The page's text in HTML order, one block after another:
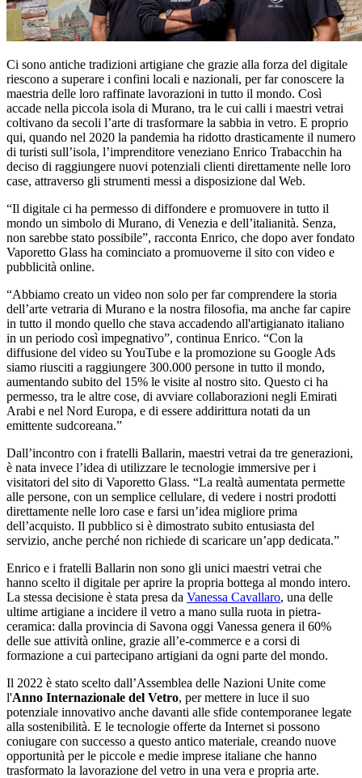
Ci sono antiche tradizioni artigiane che grazie alla forza del digitale
riescono a superare i confini locali e nazionali, per far conoscere la
maestria delle loro raffinate lavorazioni in tutto il mondo. Così
accade nella piccola isola di Murano, tra le cui calli i maestri vetrai
coltivano da secoli l’arte di trasformare la sabbia in vetro. E proprio
qui, quando nel 2020 la pandemia ha ridotto drasticamente il numero
di turisti sull’isola, l’imprenditore veneziano Enrico Trabacchin ha
deciso di raggiungere nuovi potenziali clienti direttamente nelle loro
case, attraverso gli strumenti messi a disposizione dal Web.
“Il digitale ci ha permesso di diffondere e promuovere in tutto il
mondo un simbolo di Murano, di Venezia e dell’italianità. Senza,
non sarebbe stato possibile”, racconta Enrico, che dopo aver fondato
Vaporetto Glass ha cominciato a promuoverne il sito con video e
pubblicità online.
“Abbiamo creato un video non solo per far comprendere la storia
dell’arte vetraria di Murano e la nostra filosofia, ma anche far capire
in tutto il mondo quello che stava accadendo all'artigianato italiano
in un periodo così impegnativo”, continua Enrico. “Con la
diffusione del video su YouTube e la promozione su Google Ads
siamo riusciti a raggiungere 300.000 persone in tutto il mondo,
aumentando subito del 15% le visite al nostro sito. Questo ci ha
permesso, tra le altre cose, di avviare collaborazioni negli Emirati
Arabi e nel Nord Europa, e di essere addirittura notati da un
emittente sudcoreana.”
Dall’incontro con i fratelli Ballarin, maestri vetrai da tre generazioni,
è nata invece l’idea di utilizzare le tecnologie immersive per i
visitatori del sito di Vaporetto Glass. “La realtà aumentata permette
alle persone, con un semplice cellulare, di vedere i nostri prodotti
direttamente nelle loro case e farsi un’idea migliore prima
dell’acquisto. Il pubblico si è dimostrato subito entusiasta del
servizio, anche perché non richiede di scaricare un’app dedicata.”
Enrico e i fratelli Ballarin non sono gli unici maestri vetrai che
hanno scelto il digitale per aprire la propria bottega al mondo intero.
La stessa decisione è stata presa da Vanessa Cavallaro, una delle
ultime artigiane a incidere il vetro a mano sulla ruota in pietra-
ceramica: dalla provincia di Savona oggi Vanessa genera il 60%
delle sue attività online, grazie all’e-commerce e a corsi di
formazione a cui partecipano artigiani da ogni parte del mondo.
Il 2022 è stato scelto dall’Assemblea delle Nazioni Unite come
l'Anno Internazionale del Vetro, per mettere in luce il suo
potenziale innovativo anche davanti alle sfide contemporanee legate
alla sostenibilità. E le tecnologie offerte da Internet si possono
coniugare con successo a questo antico materiale, creando nuove
opportunità per le piccole e medie imprese italiane che hanno
trasformato la lavorazione del vetro in una vera e propria arte.